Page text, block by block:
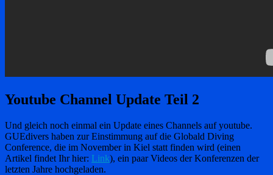
Youtube Channel Update Teil 2
Und gleich noch einmal ein Update eines Channels auf youtube.
GUEdivers haben zur Einstimmung auf die Globald Diving
Conference, die im November in Kiel statt finden wird (einen
Artikel findet Ihr hier: Link), ein paar Videos der Konferenzen der
letzten Jahre hochgeladen.